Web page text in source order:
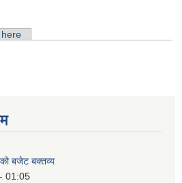
बजेट बक्तव्य
01:05